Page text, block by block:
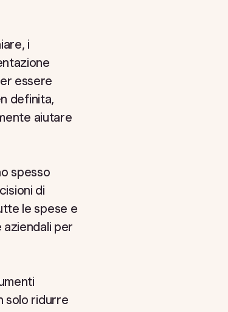
i
essere
definita,
aiutare
spesso
di
le spese e
per
solo ridurre